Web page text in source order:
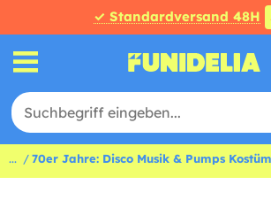
✓ Standardversand 48H
... 70er Jahre: Disco Musik & Pumps